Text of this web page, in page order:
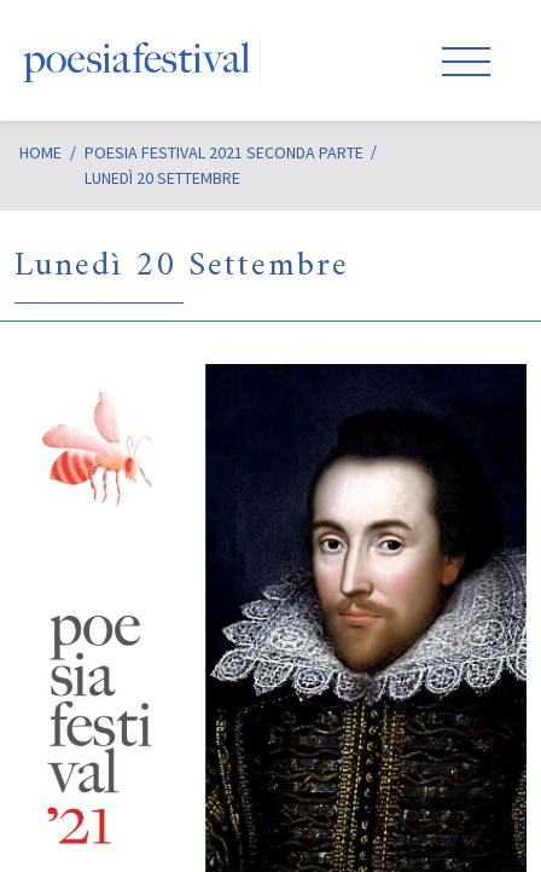
HOME / POESIA FESTIVAL 2021 SECONDA PARTE
LUNEDÌ 20 SETTEMBRE
Lunedì 20 Settembre